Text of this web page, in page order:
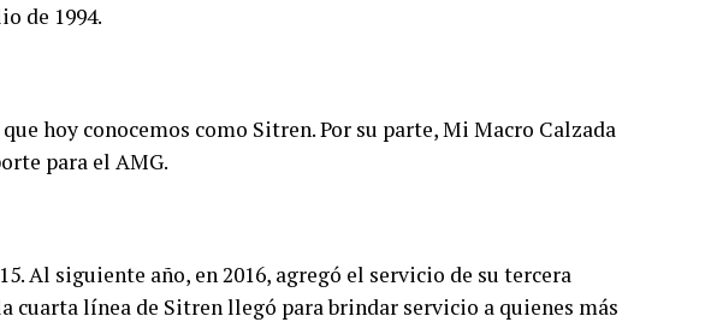
de 1994.
hoy conocemos como Sitren. Por su parte, Mi Macro Calzada
para el AMG.
Al siguiente año, en 2016, agregó el servicio de su tercera
cuarta línea de Sitren llegó para brindar servicio a quienes más